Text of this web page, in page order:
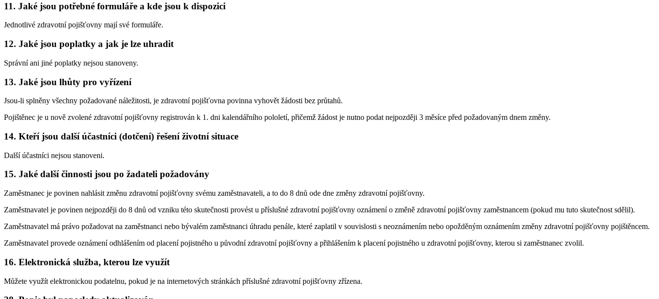
11. Jaké jsou potřebné formuláře a kde jsou k dispozici
Jednotlivé zdravotní pojišťovny mají své formuláře.
12. Jaké jsou poplatky a jak je lze uhradit
Správní ani jiné poplatky nejsou stanoveny.
13. Jaké jsou lhůty pro vyřízení
Jsou-li splněny všechny požadované náležitosti, je zdravotní pojišťovna povinna vyhovět žádosti bez průtahů.
Pojištěnec je u nově zvolené zdravotní pojišťovny registrován k 1. dni kalendářního pololetí, přičemž žádost je nutno podat nejpozději 3 měsíce před požadovaným dnem změny.
14. Kteří jsou další účastníci (dotčení) řešení životní situace
Další účastníci nejsou stanoveni.
15. Jaké další činnosti jsou po žadateli požadovány
Zaměstnanec je povinen nahlásit změnu zdravotní pojišťovny svému zaměstnavateli, a to do 8 dnů ode dne změny zdravotní pojišťovny.
Zaměstnavatel je povinen nejpozději do 8 dnů od vzniku této skutečnosti provést u příslušné zdravotní pojišťovny oznámení o změně zdravotní pojišťovny zaměstnancem (pokud mu tuto skutečnost sdělil).
Zaměstnavatel má právo požadovat na zaměstnanci nebo bývalém zaměstnanci úhradu penále, které zaplatil v souvislosti s neoznámením nebo opožděným oznámením změny zdravotní pojišťovny pojištěncem.
Zaměstnavatel provede oznámení odhlášením od placení pojistného u původní zdravotní pojišťovny a přihlášením k placení pojistného u zdravotní pojišťovny, kterou si zaměstnanec zvolil.
16. Elektronická služba, kterou lze využít
Můžete využít elektronickou podatelnu, pokud je na internetových stránkách příslušné zdravotní pojišťovny zřízena.